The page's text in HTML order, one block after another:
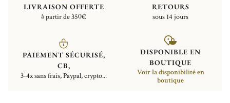
LIVRAISON OFFERTE
à partir de 350€
RETOURS
sous 14 jours
PAIEMENT SÉCURISÉ,
CB,
3-4x sans frais, Paypal, crypto...
DISPONIBLE EN
BOUTIQUE
Voir la disponibilité en
boutique